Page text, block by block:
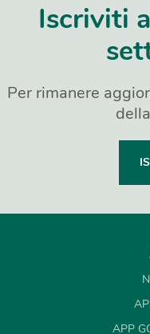
Iscriviti
Per rimanere
APP